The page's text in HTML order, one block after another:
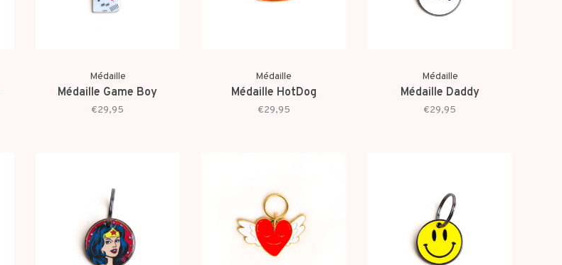
Médaille
Médaille Game Boy
€29,95
Médaille
Médaille HotDog
€29,95
Médaille
Médaille Daddy
€29,95